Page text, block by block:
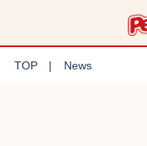
TOP News